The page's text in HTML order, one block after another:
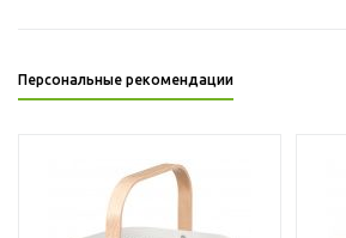
Персональные рекомендации